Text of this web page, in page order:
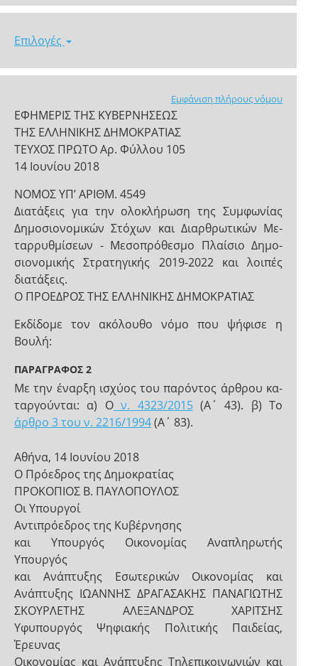
Επιλογές
Εμφάνιση πλήρους νόμου
ΕΦΗΜΕΡΙΣ ΤΗΣ ΚΥΒΕΡΝΗΣΕΩΣ
ΤΗΣ ΕΛΛΗΝΙΚΗΣ ΔΗΜΟΚΡΑΤΙΑΣ
ΤΕΥΧΟΣ ΠΡΩΤΟ Αρ. Φύλλου 105
14 Ιουνίου 2018
NOMOΣ ΥΠ’ ΑΡΙΘΜ. 4549
Διατάξεις για την ολοκλήρωση της Συμφωνίας
Δημοσιονομικών Στόχων και Διαρθρωτικών Με-
ταρρυθμίσεων - Μεσοπρόθεσμο Πλαίσιο Δημο-
σιονομικής Στρατηγικής 2019-2022 και λοιπές
διατάξεις.
Ο ΠΡΟΕΔΡΟΣ ΤΗΣ ΕΛΛΗΝΙΚΗΣ ΔΗΜΟΚΡΑΤΙΑΣ
Εκδίδομε τον ακόλουθο νόμο που ψήφισε η
Βουλή:
ΠΑΡΑΓΡΑΦΟΣ 2
Με την έναρξη ισχύος του παρόντος άρθρου κα-
ταργούνται: α) Ον. 4323/2015(Α΄ 43). β) Το
άρθρο 3 του ν. 2216/1994(Α΄ 83).
Αθήνα, 14 Ιουνίου 2018
Ο Πρόεδρος της Δημοκρατίας
ΠΡΟΚΟΠΙΟΣ Β. ΠΑΥΛΟΠΟΥΛΟΣ
Οι Υπουργοί
Αντιπρόεδρος της Κυβέρνησης
και Υπουργός Οικονομίας Αναπληρωτής
Υπουργός
και Ανάπτυξης Εσωτερικών Οικονομίας και
Ανάπτυξης ΙΩΑΝΝΗΣ ΔΡΑΓΑΣΑΚΗΣ ΠΑΝΑΓΙΩΤΗΣ
ΣΚΟΥΡΛΕΤΗΣ ΑΛΕΞΑΝΔΡΟΣ ΧΑΡΙΤΣΗΣ
Υφυπουργός Ψηφιακής Πολιτικής Παιδείας,
Έρευνας
Οικονομίας και Ανάπτυξης Τηλεπικοινωνιών και